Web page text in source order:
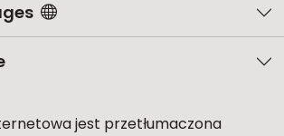
jest przetłumaczona